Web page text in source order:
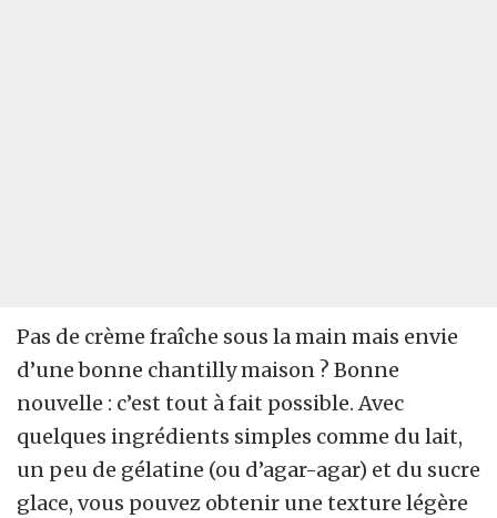
Pas de crème fraîche sous la main mais envie
d’une bonne chantilly maison ? Bonne
nouvelle : c’est tout à fait possible. Avec
quelques ingrédients simples comme du lait,
un peu de gélatine (ou d’agar-agar) et du sucre
glace, vous pouvez obtenir une texture légère